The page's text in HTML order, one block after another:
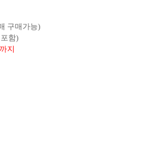
구매가능)
함)
지